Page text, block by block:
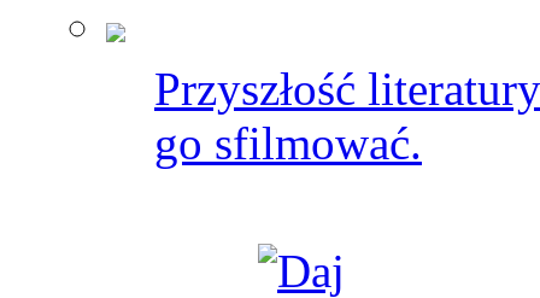
Przyszłość
go sfilmować.